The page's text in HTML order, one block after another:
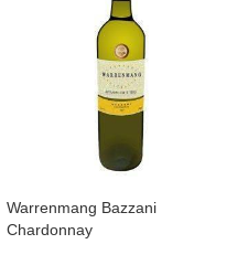
​Warrenmang Bazzani
Chardonnay